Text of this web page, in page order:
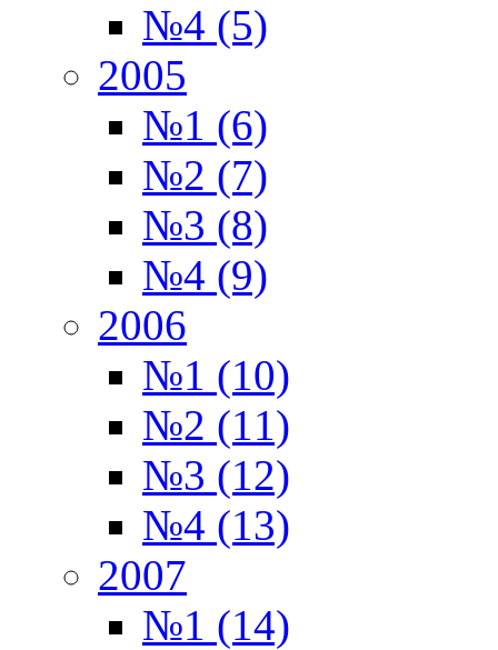
№4 (5)
2005
№1 (6)
№2 (7)
№3 (8)
№4 (9)
2006
№1 (10)
№2 (11)
№3 (12)
№4 (13)
2007
№1 (14)